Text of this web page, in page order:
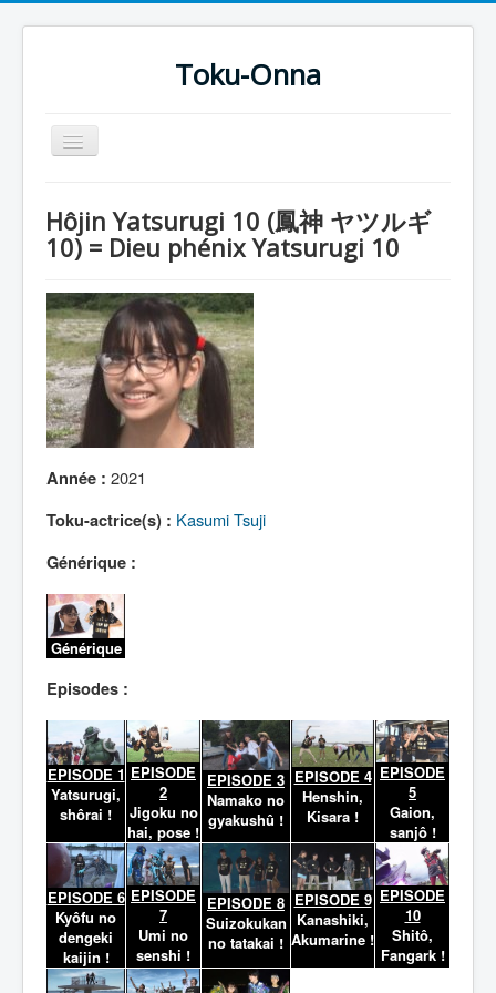
Toku-Onna
Basculer
la
Toku-Actrices
Séries
Films
COSAA
Dessins
Hôjin Yatsurugi 10 (鳳神 ヤツルギ
10) = Dieu phénix Yatsurugi 10
Année : 2021
Toku-actrice(s) : Kasumi Tsuji
Générique :
Générique
Episodes :
EPISODE 1
Yatsurugi,
shôrai !
EPISODE
2
Jigoku no
hai, pose !
EPISODE 3
Namako no
gyakushû !
EPISODE 4
Henshin,
Kisara !
EPISODE
5
Gaion,
sanjô !
EPISODE 6
Kyôfu no
dengeki
kaijin !
EPISODE
7
Umi no
senshi !
EPISODE 8
Suizokukan
no tatakai !
EPISODE 9
Kanashiki,
Akumarine !
EPISODE
10
Shitô,
Fangark !